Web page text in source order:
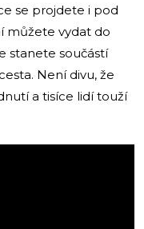
se projdete i pod
můžete vydat do
stanete součástí
Není divu, že
a tisíce lidí touží